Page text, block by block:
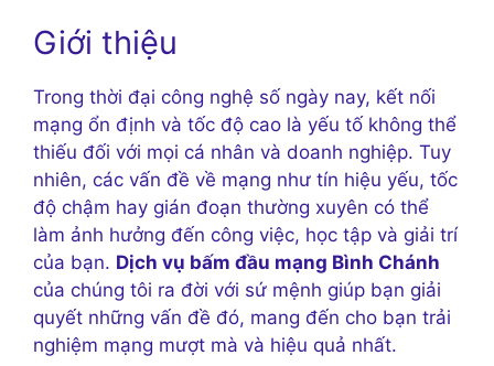
Giới thiệu
Trong thời đại công nghệ số ngày nay, kết nối
mạng ổn định và tốc độ cao là yếu tố không thể
thiếu đối với mọi cá nhân và doanh nghiệp. Tuy
nhiên, các vấn đề về mạng như tín hiệu yếu, tốc
độ chậm hay gián đoạn thường xuyên có thể
làm ảnh hưởng đến công việc, học tập và giải trí
của bạn. Dịch vụ bấm đầu mạng Bình Chánh
của chúng tôi ra đời với sứ mệnh giúp bạn giải
quyết những vấn đề đó, mang đến cho bạn trải
nghiệm mạng mượt mà và hiệu quả nhất.